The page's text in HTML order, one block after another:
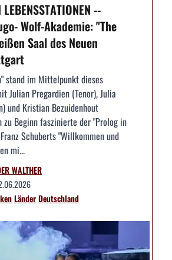
--
Wolf-Akademie: "The
Saal des Neuen
stand im Mittelpunkt dieses
Julian Pregardien (Tenor), Julia
und Kristian Bezuidenhout
zu Beginn faszinierte der "Prolog in
Schuberts "Willkommen und
mi...
WALTHER
LänderDeutschland